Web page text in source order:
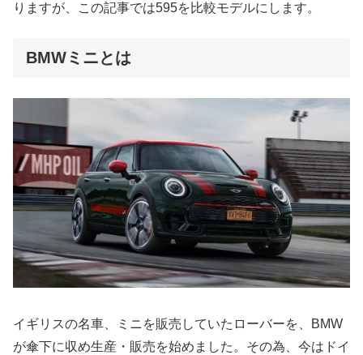
りますが、この記事では595を比較モデルにします。
BMWミニとは
イギリスの名車、ミニを販売していたローバーを、BMW
が傘下に収め生産・販売を始めました。その為、今はドイ